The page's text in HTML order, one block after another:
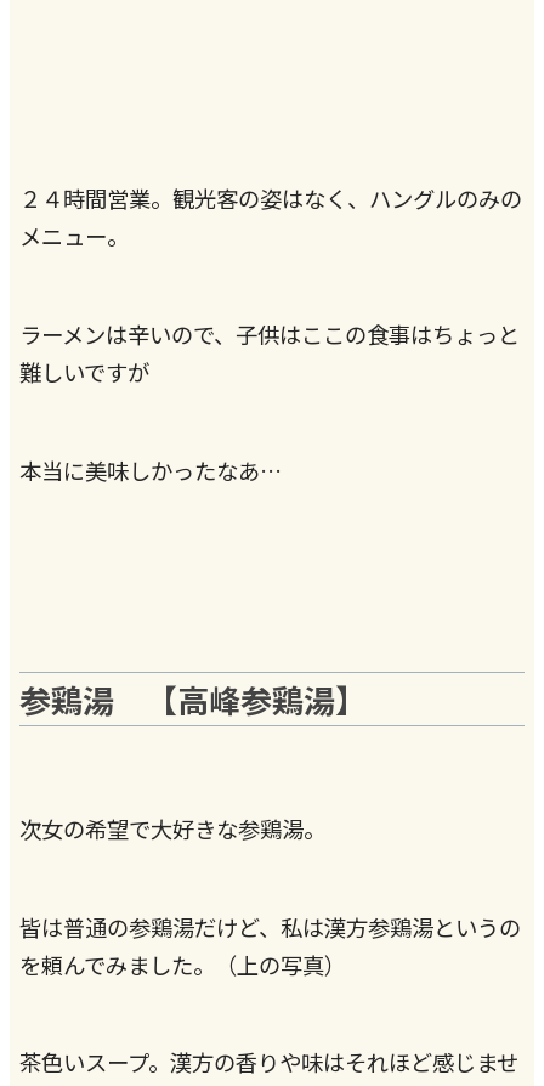
２４時間営業。観光客の姿はなく、ハングルのみの
メニュー。
ラーメンは辛いので、子供はここの食事はちょっと
難しいですが
本当に美味しかったなあ…
参鶏湯 【高峰参鶏湯】
次女の希望で大好きな参鶏湯。
皆は普通の参鶏湯だけど、私は漢方参鶏湯というの
を頼んでみました。（上の写真）
茶色いスープ。漢方の香りや味はそれほど感じませ